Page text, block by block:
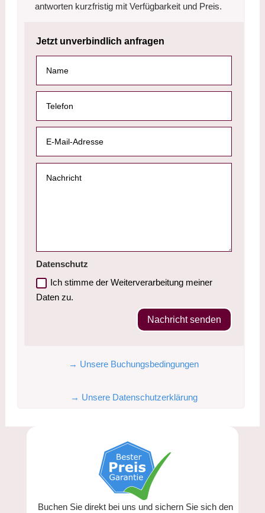
antworten kurzfristig mit Verfügbarkeit und Preis.
Jetzt unverbindlich anfragen
Datenschutz
Ich stimme der Weiterverarbeitung meiner
Daten zu.
Nachricht senden
→ Unsere Buchungsbedingungen
→ Unsere Datenschutzerklärung
Buchen Sie direkt bei uns und sichern Sie sich den